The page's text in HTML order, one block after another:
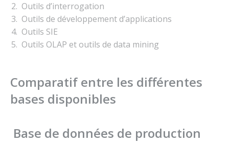
Outils d’interrogation
Outils de développement d’applications
Outils SIE
Outils OLAP et outils de data mining
Comparatif entre les différentes
bases disponibles
Base de données de production